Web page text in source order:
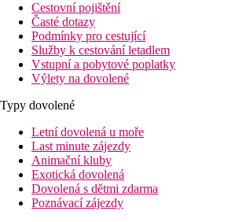
Cestovní pojištění
Časté dotazy
Podmínky pro cestující
Služby k cestování letadlem
Vstupní a pobytové poplatky
Výlety na dovolené
Typy dovolené
Letní dovolená u moře
Last minute zájezdy
Animační kluby
Exotická dovolená
Dovolená s dětmi zdarma
Poznávací zájezdy